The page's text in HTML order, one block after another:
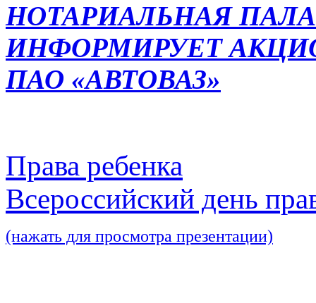
НОТАРИАЛЬНАЯ
ИНФОРМИРУЕТ
ПАО «АВТОВАЗ»
Права ребенка
Всероссийский день
(нажать для просмотра презентации)